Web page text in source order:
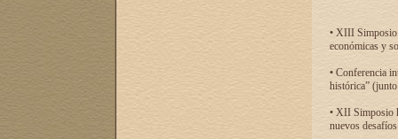
• XIII Simposio
económicas y
• Conferencia
histórica”
• XII Simposio
nuevos